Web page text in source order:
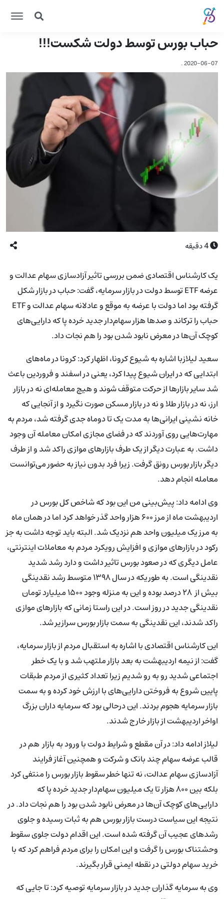
حباب بورس توسط دولت شکست!!!
2020-06-07
.
4دقیقه
یک کارشناس اقتصادی ضمن بررسی تاثیر آزادسازی سهام عدالت و
عرضه ETF توسط دولت در بازار سرمایه، گفت: حباب در بازار شکل
گرفته بود اما دولت با عرضه به موقع و عادلانه سهام عدالت و ETF
حباب را ترکاند و صدها هزار سهام‌دار جدید خرده پا که دارایی‌های
کوچک آن‌ها در معرض نابود شدن بود را هم نجات داد.
سعید لیلازبا اشاره به شیوع کرونا، اظهار کرد: کرونا در ماه‌های
ابتدایی که در ایران شیوع پیدا کرد، یعنی در اسفند و فروردین باعث
شد سایر بازارها از حرکت متوقف شوند و هیچ معامله‌ای نه در بازار
ارز، نه در بازار طلا و نه در بازار مسکن صورت نگیرد و از آنجایی که
خانه نشینی ایرانی‌ها به مدت یک تا دوماه جدی گرفته شد، مردم به
مهارت‌هایی روی آوردند که در فضای مجازی امکان معامله آن وجود
داشت. به عبارت دیگر از یک طرف بازارهای موازی راکد شد و از طرف
دیگر بازار بورس رونق گرفت. زیرا فرد بدون نیاز به حضور می‌توانست
معامله انجام دهد.
وی ادامه داد: پیش‌بینی من این بود که شاخص کل بورس در
اردیبهشت ماه از مرز ۶۰۰ هزار واحد گذر خواهد کرد اما در همان ماه
به مرز یک میلیون واحد هم نزدیک شد. البته باید توجه داشت به جز
رکود در بازارهای موازی و افزایش رویکرد مردم به معاملات اینترنتی،
عامل دیگری که در صعود بورس تاثیر داشت و دارد رشد شدید
نقدینگی است. به طوریکه در سال ۱۳۹۸ متوسط رشد نقدینگی
بیش از ۲۸ درصد بوده و این به منزله وجود ۱۵۰۰ میلیارد تومان
نقدینگی جدید در روز است. در این راستا زمانی که بازارهای موازی
راکد شدند، این نقدینگی به سمت بازار بورس سرازیر شد.
این کارشناس اقتصادی با اشاره به استقبال مردم از بازار سرمایه،
گفت: از نیمه اردیبهشت به بعد بازار ملتهب شد و با یک خطر
اجتماعی شدید رو به رو شدیم زیرا تعداد کثیری از مردم طبقات
پایین شروع به فروختن دارایی‌های با ارزش خود کرده و به سمت
بازار سرمایه هجوم بردند. این درحالی بود که سرمایه داران بزرگ
اواخر اردیبهشت از بازار خارج شدند.
لیلاز ادامه داد: در آن مقطع و شرایط دولت با ورود به بازار هم در
قالب عرضه سهام چند بانک و شرکت و همچنین آغاز فرایند
آزادسازی سهام عدالت، نه تنها خطر سقوط بازار بورس را منتفی کرد
بلکه بین ۸۰۰ هزار تا یک میلیون سهام‌دار جدید خرده پا که
دارایی‌های کوچک آن‌ها در معرض نابود شدن بود را هم نجات داد. در
نتیجه این سیاست درست بازار بورس هم به ثبات رسیده و جلوی
رشدهای عجیب آن گرفته شده است. این اقدام دولت جلوی سقوط
وحشتناک بورس را گرفت و این امکان را برای مردم فراهم کرد که با
خرید سهام دولتی در نقطه ایمنی قرار بگیرند.
وی به سرمایه گذاران جدید در بازار سرمایه توصیه کرد: تا جایی که